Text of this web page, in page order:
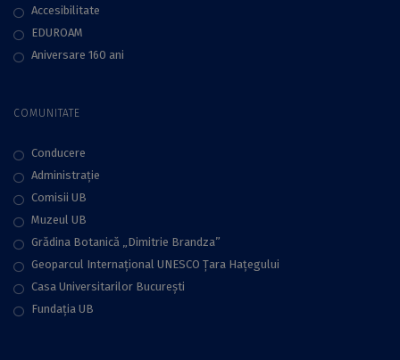
Accesibilitate
EDUROAM
Aniversare 160 ani
COMUNITATE
Conducere
Administraţie
Comisii UB
Muzeul UB
Grădina Botanică „Dimitrie Brandza”
Geoparcul Internațional UNESCO Țara Hațegului
Casa Universitarilor București
Fundaţia UB